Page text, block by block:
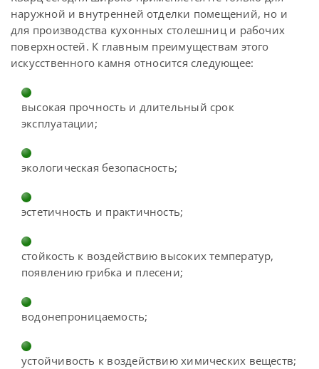
наружной и внутренней отделки помещений, но и
для производства кухонных столешниц и рабочих
поверхностей. К главным преимуществам этого
искусственного камня относится следующее:
высокая прочность и длительный срок
эксплуатации;
экологическая безопасность;
эстетичность и практичность;
стойкость к воздействию высоких температур,
появлению грибка и плесени;
водонепроницаемость;
устойчивость к воздействию химических веществ;